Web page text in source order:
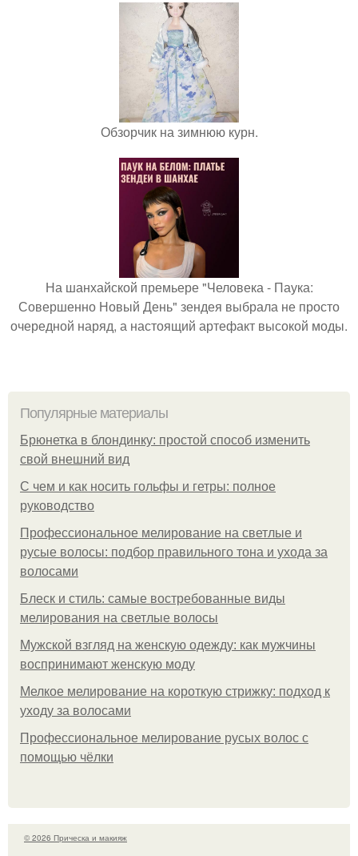
Обзорчик на зимнюю курн.
На шанхайской премьере "Человека - Паука:
Совершенно Новый День" зендея выбрала не просто
очередной наряд, а настоящий артефакт высокой моды.
Популярные материалы
Брюнетка в блондинку: простой способ изменить
свой внешний вид
С чем и как носить гольфы и гетры: полное
руководство
Профессиональное мелирование на светлые и
русые волосы: подбор правильного тона и ухода за
волосами
Блеск и стиль: самые востребованные виды
мелирования на светлые волосы
Мужской взгляд на женскую одежду: как мужчины
воспринимают женскую моду
Мелкое мелирование на короткую стрижку: подход к
уходу за волосами
Профессиональное мелирование русых волос с
помощью чёлки
© 2026 Прическа и макияж